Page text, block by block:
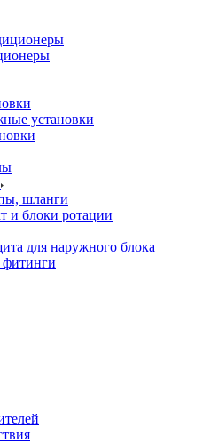
установки
шланги
и блоки ротации
для наружного блока